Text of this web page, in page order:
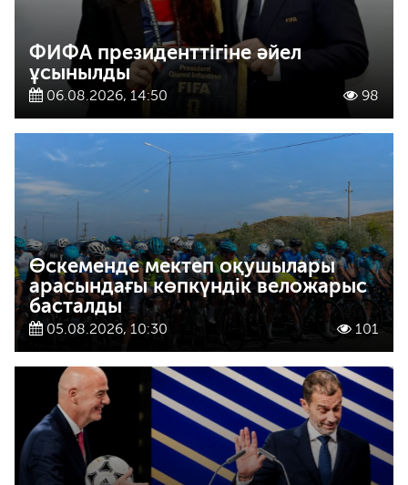
ФИФА президенттігіне әйел
ұсынылды
06.08.2026, 14:50 98
Өскеменде мектеп оқушылары
арасындағы көпкүндік веложарыс
басталды
05.08.2026, 10:30 101